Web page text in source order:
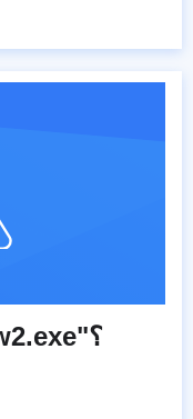
ما هو "msedgewebview2.exe"؟